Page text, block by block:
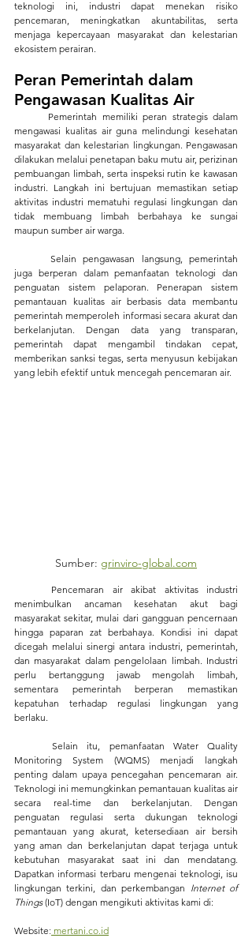
teknologi ini, industri dapat menekan risiko
pencemaran, meningkatkan akuntabilitas, serta
menjaga kepercayaan masyarakat dan kelestarian
ekosistem perairan.
Peran Pemerintah dalam
Pengawasan Kualitas Air
mengawasi kualitas air guna melindungi kesehatan
masyarakat dan kelestarian lingkungan. Pengawasan
dilakukan melalui penetapan baku mutu air, perizinan
pembuangan limbah, serta inspeksi rutin ke kawasan
industri. Langkah ini bertujuan memastikan setiap
aktivitas industri mematuhi regulasi lingkungan dan
tidak membuang limbah berbahaya ke sungai
maupun sumber air warga.
juga berperan dalam pemanfaatan teknologi dan
penguatan sistem pelaporan. Penerapan sistem
pemantauan kualitas air berbasis data membantu
pemerintah memperoleh informasi secara akurat dan
berkelanjutan. Dengan data yang transparan,
pemerintah dapat mengambil tindakan cepat,
memberikan sanksi tegas, serta menyusun kebijakan
yang lebih efektif untuk mencegah pencemaran air.
Sumber: grinviro-global.com
menimbulkan ancaman kesehatan akut bagi
masyarakat sekitar, mulai dari gangguan pencernaan
hingga paparan zat berbahaya. Kondisi ini dapat
dicegah melalui sinergi antara industri, pemerintah,
dan masyarakat dalam pengelolaan limbah. Industri
perlu bertanggung jawab mengolah limbah,
sementara pemerintah berperan memastikan
kepatuhan terhadap regulasi lingkungan yang
berlaku.
	Selain itu, pemanfaatan Water Quality
Monitoring System (WQMS) menjadi langkah
penting dalam upaya pencegahan pencemaran air.
Teknologi ini memungkinkan pemantauan kualitas air
secara real-time dan berkelanjutan. Dengan
penguatan regulasi serta dukungan teknologi
pemantauan yang akurat, ketersediaan air bersih
yang aman dan berkelanjutan dapat terjaga untuk
kebutuhan masyarakat saat ini dan mendatang.
Dapatkan informasi terbaru mengenai teknologi, isu
lingkungan terkini, dan perkembangan Internet of
Things (IoT) dengan mengikuti aktivitas kami di:
Website: mertani.co.id